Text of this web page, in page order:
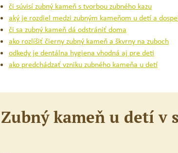
či súvisí zubný kameň s tvorbou zubného kazu
aký je rozdiel medzi zubným kameňom u detí a
či sa zubný kameň dá odstrániť doma
ako rozlíšiť čierny zubný kameň a škvrny na zuboch
odkedy je dentálna hygiena vhodná aj pre deti
ako predchádzať vzniku zubného kameňa u detí
Zubný kameň u detí v